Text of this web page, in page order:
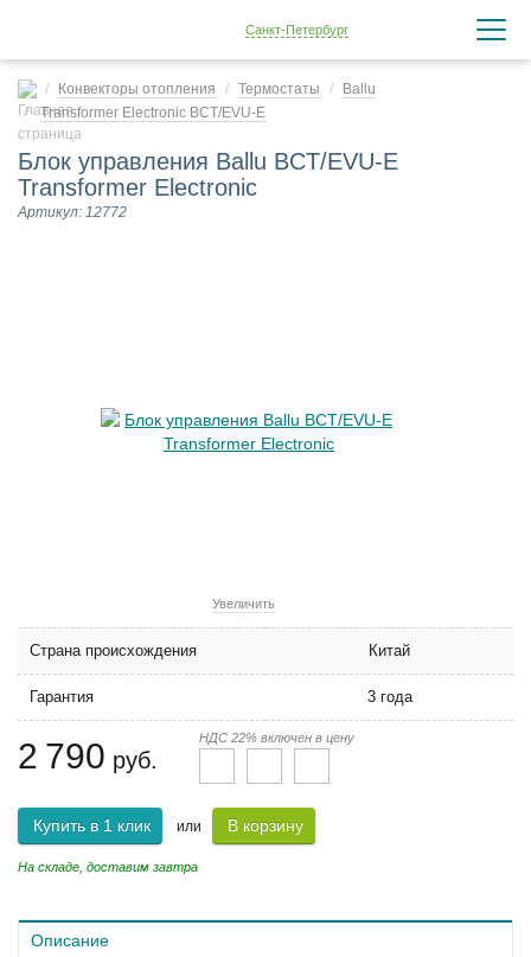
Санкт-Петербург
Конвекторы отопления Термостаты
Ballu
Transformer Electronic BCT/EVU-E
Блок управления Ballu BCT/EVU-E
Transformer Electronic
Артикул: 12772
Увеличить
Страна происхождения Китай
Гарантия 3 года
2 790 руб.
НДС 22% включен в цену
Купить в 1 клик или В корзину
На складе, доставим завтра
Описание